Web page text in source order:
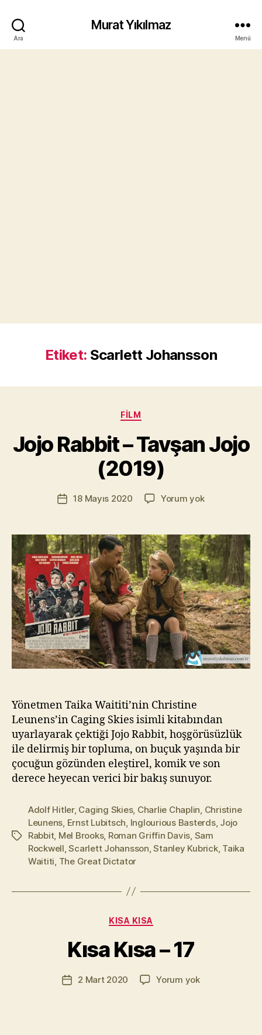
Ara
Murat Yıkılmaz
Menü
Etiket: Scarlett Johansson
Kategoriler
FILM
Jojo Rabbit – Tavşan Jojo
(2019)
Yazının
yazarı
r
M
u
a
kı
l
m
a
z
Yazı18 Mayıs 2020 Yorum yokJojo
Tavşan
Jojo
(2019)
Yönetmen Taika Waititi’nin Christine
Leunens’in Caging Skies isimli kitabından
uyarlayarak çektiği Jojo Rabbit, hoşgörüsüzlük
ile delirmiş bir topluma, on buçuk yaşında bir
çocuğun gözünden eleştirel, komik ve son
derece heyecan verici bir bakış sunuyor.
Etiketler
Adolf Hitler, Caging Skies, Charlie Chaplin, Christine
Leunens, Ernst Lubitsch, Inglourious Basterds, Jojo
Rabbit, Mel Brooks, Roman Griffin Davis, Sam
Rockwell,Scarlett Johansson,Stanley Kubrick, Taika
Waititi, The Great Dictator
Kategoriler
KISA KISA
Kısa Kısa – 17
Yazının
yazarı
a
u
a
Yazı2 Mart 2020 Yorum yokKısa